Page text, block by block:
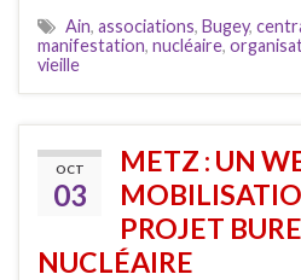
Ain, associations, Bugey,
manifestation, nucléaire,
vieille
OCT
03
METZ : UN
PROJET
NUCLÉAIRE